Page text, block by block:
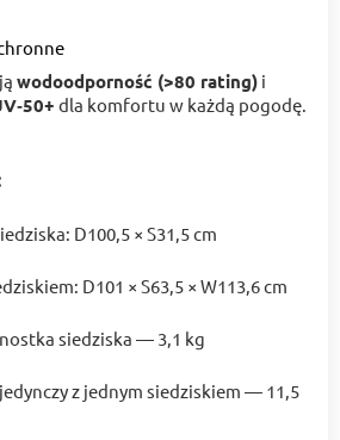
wodoodporność (>80 rating) i
dla komfortu w każdą pogodę.
D100,5 × S31,5 cm
D101 × S63,5 × W113,6 cm
siedziska — 3,1 kg
z jednym siedziskiem — 11,5